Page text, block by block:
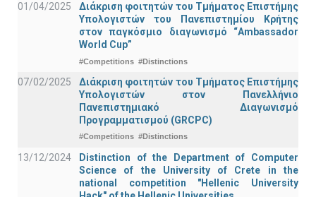
01/04/2025
Διάκριση φοιτητών του Τμήματος Επιστήμης
Υπολογιστών του Πανεπιστημίου Κρήτης
στον παγκόσμιο διαγωνισμό “Ambassador
World Cup”
#Competitions #Distinctions
07/02/2025
Διάκριση φοιτητών του Τμήματος Επιστήμης
Υπολογιστών στον Πανελλήνιο
Πανεπιστημιακό Διαγωνισμό
Προγραμματισμού (GRCPC)
#Competitions #Distinctions
13/12/2024
Distinction of the Department of Computer
Science of the University of Crete in the
national competition "Hellenic University